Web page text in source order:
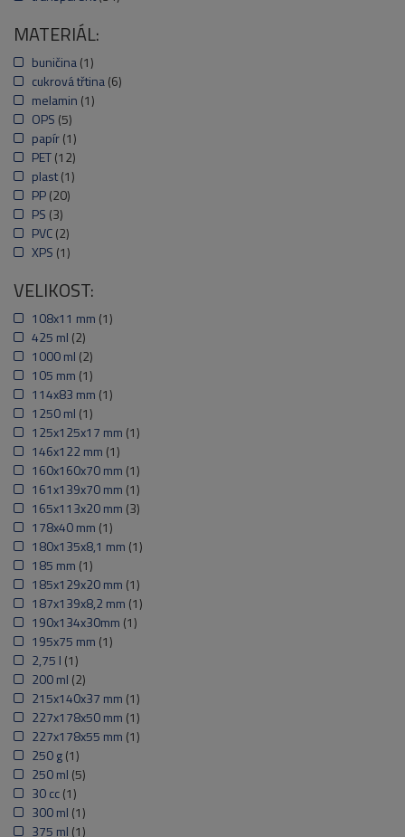
MATERIÁL:
buničina (1)
cukrová třtina (6)
melamin (1)
OPS (5)
papír (1)
PET (12)
plast (1)
PP (20)
PS (3)
PVC (2)
XPS (1)
VELIKOST:
108x11 mm (1)
425 ml (2)
1000 ml (2)
105 mm (1)
114x83 mm (1)
1250 ml (1)
125x125x17 mm (1)
146x122 mm (1)
160x160x70 mm (1)
161x139x70 mm (1)
165x113x20 mm (3)
178x40 mm (1)
180x135x8,1 mm (1)
185 mm (1)
185x129x20 mm (1)
187x139x8,2 mm (1)
190x134x30mm (1)
195x75 mm (1)
2,75 l (1)
200 ml (2)
215x140x37 mm (1)
227x178x50 mm (1)
227x178x55 mm (1)
250 g (1)
250 ml (5)
30 cc (1)
300 ml (1)
375 ml (1)